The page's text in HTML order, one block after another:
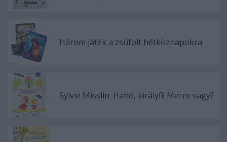
Három játék a zsúfolt hétköznapokra
Sylvie Misslin: Hahó, királyfi! Merre vagy?